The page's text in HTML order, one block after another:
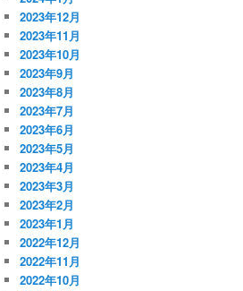
2023年12月
2023年11月
2023年10月
2023年9月
2023年8月
2023年7月
2023年6月
2023年5月
2023年4月
2023年3月
2023年2月
2023年1月
2022年12月
2022年11月
2022年10月